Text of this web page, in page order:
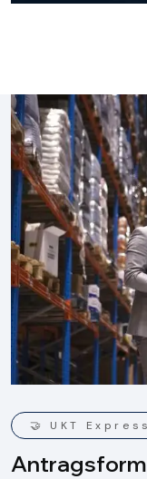
Gefahrgütern
Przejdź do strony
🤝 UKT
Antragsform